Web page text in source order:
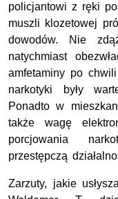
policjantowi z ręki
muszli klozetowej
dowodów. Nie
natychmiast
amfetaminy po
narkotyki były
Ponadto w
także wagę
porcjowania
przestępczą
Zarzuty, jakie